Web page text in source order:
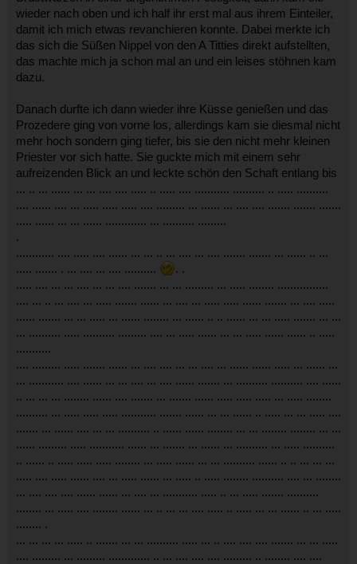
wieder nach oben und ich half ihr erst mal aus ihrem Einteiler,
damit ich mich etwas revanchieren konnte. Dabei merkte ich
das sich die Süßen Nippel von den A Titties direkt aufstellten,
das machte mich ja schon mal an und ein leises stöhnen kam
dazu.
Danach durfte ich dann wieder ihre Küsse genießen und das
Prozedere ging von vorne los, allerdings kam sie diesmal nicht
mehr hoch sondern ging tiefer, bis sie den nicht mehr kleinen
Priester vor sich hatte. Sie guckte mich mit einem sehr
aufreizenden Blick an und leckte schön den Schaft entlang bis
... .. ... ...... ... ... .... .... ..... .. ..... .... ........... .......... .. ..... ..........
.... ...... .... ... ..... ..... ..... .... ......... ... ...... ... .... .... ....... ....... .......
..... ...... ... ... ...... ............. ... .......... .........
.
............ .... ..... .... ...... ... ... .. ... .... ... .... ....... ....... ... ...... .. ...
..... ....... . ... .... ... .... ..........
. .
..... .... ... ... .... ... ... .... ....... ... ... ......... ... ..... ........ ................
.... ... .. ... .... ... ..... ....... ...... ... .... ... ..... ..... ...... ....... ... .... .....
...... ....... ... ... ..... ... ...... ........ ... ...... .. .. ...... ... ... ..... ....... ... ...
... .......... ..... .......... ......... .... ... ..... ...... ... ... ..... ...... ...... .. .....
...........
.... ......... ..... ....... ...... ... .... .... ... ... .... ... ...... ...... ..... ... ...... ...
... ........... .... ...... ... ... .... ... .... ...... ....... ... .......... .......... .... ......
.. ... ... ... ........ ...... .... ....... ... ....... ...... ..... ..... ..... ... ..... ........
.......... ... ..... ..... ..... ........... ....... ...... ... ... ...... .. ..... ... ... ..... ....
....... ... ...... .... ... ... .......... .. ...... ...... ........ ... ... ........ ........ ... ...
...... ......... ..... ........... ...... ... ....... ... ...... ... .......... ... ..... ..........
.. ...... .. ..... ..... ..... ........ ... ..... ...... ... ... .......... ...... .. .. ... ... ...
..... .... ..... ...... .... ... ..... ...... ... ..... .. ..... ........ .......... .... ... ........
... .... .... .... ...... ...... ... .... ... ........... ..... .. ... ..... ....... ..........
........ ... ..... .... ........ ...... ... .. ... ... .... ..... .. ..... ... ... ...... .. ... .....
........ .
... ... ... ... ..... .. ....... ... ... .......... ..... ... .. .... .... .... ....... ... ... .....
.... ......... ... ......... ............. .. ... .... .... .... ......... .. ........ .... ....